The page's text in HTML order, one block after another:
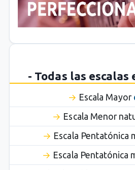
- Todas las escalas
Escala Mayor
Escala Menor
Escala Pentatónica
Escala Pentatónica